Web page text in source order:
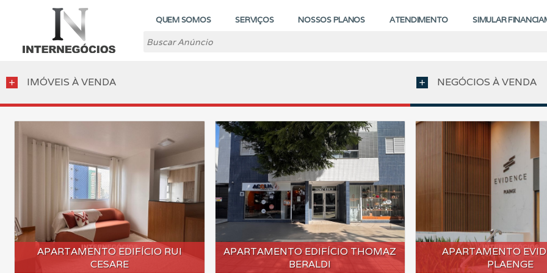
QUEM SOMOS SERVIÇOS NOSSOS PLANOS ATENDIMENTO SIMULAR
add IMÓVEIS À VENDA add NEGÓCIOS À VENDA
APARTAMENTO EDIFÍCIO RUI
CESARE
APARTAMENTO EDIFÍCIO THOMAZ
BERALDI
APARTAMENTO
PLAENGE